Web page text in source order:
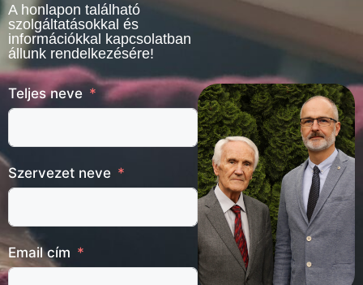
A honlapon található
szolgáltatásokkal és
információkkal kapcsolatban
állunk rendelkezésére!
Teljes neve
Szervezet neve
Email cím